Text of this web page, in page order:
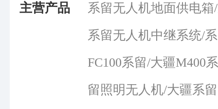
主营产品
系留无人机地面供电
系留无人机中继系统/
FC100系留/大疆M400
留照明无人机/大疆系